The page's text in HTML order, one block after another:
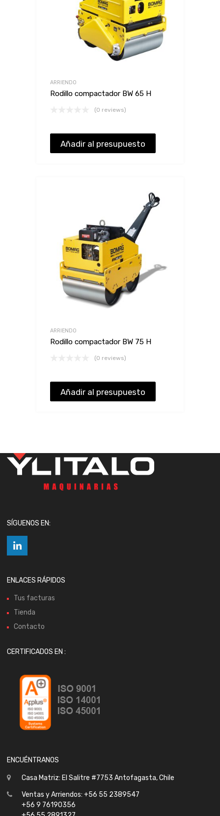
ARRIENDO
Rodillo compactador BW 65 H
(0 reviews)
Añadir al presupuesto
ARRIENDO
Rodillo compactador BW 75 H
(0 reviews)
Añadir al presupuesto
SÍGUENOS EN:
ENLACES RÁPIDOS
Tus facturas
Tienda
Contacto
CERTIFICADOS EN :
ENCUÉNTRANOS
Casa Matriz: El Salitre #7753 Antofagasta, Chile
Ventas y Arriendos: +56 55 2389547
+56 9 76190356